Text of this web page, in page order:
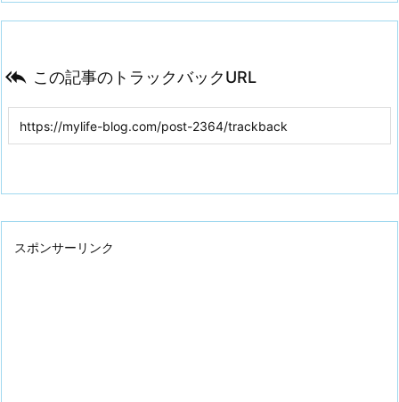
 この記事のトラックバックURL
スポンサーリンク